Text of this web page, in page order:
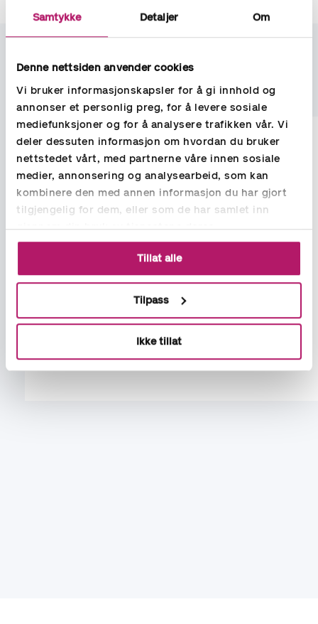
Samtykke Detaljer Om
Denne nettsiden anvender cookies
Vi bruker informasjonskapsler for å gi innhold og
annonser et personlig preg, for å levere sosiale
mediefunksjoner og for å analysere trafikken vår. Vi
deler dessuten informasjon om hvordan du bruker
nettstedet vårt, med partnerne våre innen sosiale
medier, annonsering og analysearbeid, som kan
kombinere den med annen informasjon du har gjort
tilgjengelig for dem, eller som de har samlet inn
gjennom din bruk av tjenestene deres.
Tillat alle
Tilpass
Ikke tillat
rekneskapskontor
Failed to load form
Reload